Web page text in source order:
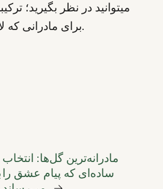
میتوانید در نظر بگیرید؛
برای مادرانی که لایق بهترینها هستند.
مادرانه‌ترین گل‌ها: انتخاب
ساده‌ای که پیام عشق را